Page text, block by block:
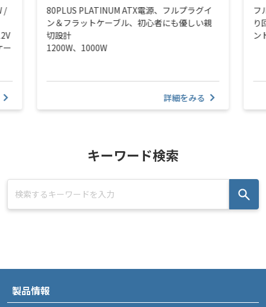
/
ー
80PLUS PLATINUM ATX電源、フルプラグイ
ン＆フラットケーブル、初心者にも優しい親
切設計
1200W、1000W
詳細をみる
フ
り
ン
キーワード検索
製品情報